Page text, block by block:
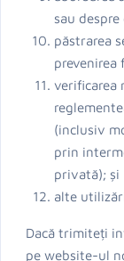
sau
păstrarea
prevenirea
verificarea
(inclusiv
prin
privată); și
alte
Dacă trimiteți
pe website-ul